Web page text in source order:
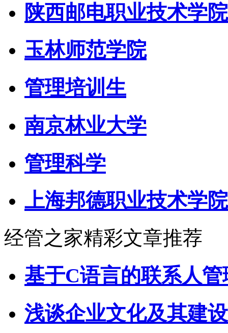
陕西邮电职业技术学院
玉林师范学院
管理培训生
南京林业大学
管理科学
上海邦德职业技术学院
经管之家精彩文章推荐
基于C语言的联系人管
浅谈企业文化及其建